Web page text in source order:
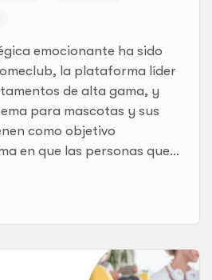
emocionante ha sido
la plataforma líder
de alta gama, y
para mascotas y sus
como objetivo
en que las personas que...